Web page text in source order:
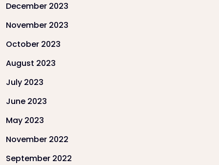
December 2023
November 2023
October 2023
August 2023
July 2023
June 2023
May 2023
November 2022
September 2022